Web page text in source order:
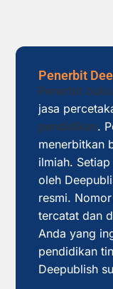
Penerbit
Penerbit buku
jasa
pendidikan.
menerbitkan
ilmiah.
oleh
resmi.
tercatat dan
Anda yang
pendidikan
Deepublish